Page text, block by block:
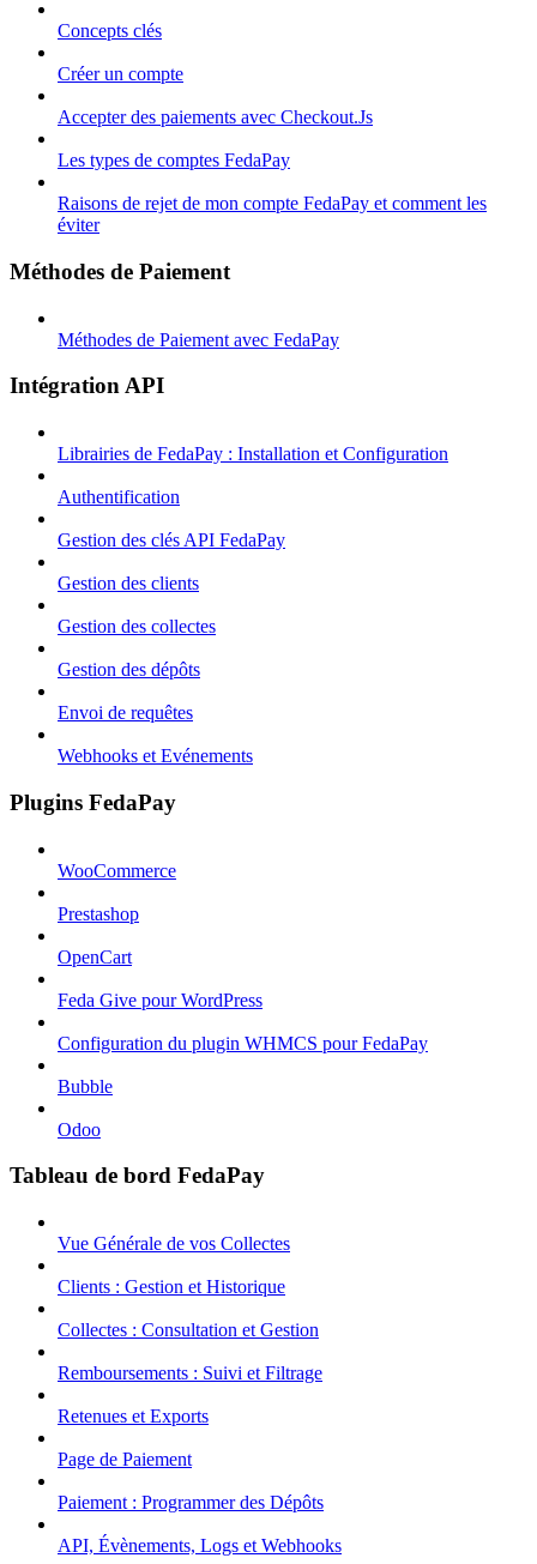
Concepts clés
Créer un compte
Accepter des paiements avec Checkout.Js
Les types de comptes FedaPay
Raisons de rejet de mon compte FedaPay et comment les
éviter
Méthodes de Paiement
Méthodes de Paiement avec FedaPay
Intégration API
Librairies de FedaPay : Installation et Configuration
Authentification
Gestion des clés API FedaPay
Gestion des clients
Gestion des collectes
Gestion des dépôts
Envoi de requêtes
Webhooks et Evénements
Plugins FedaPay
WooCommerce
Prestashop
OpenCart
Feda Give pour WordPress
Configuration du plugin WHMCS pour FedaPay
Bubble
Odoo
Tableau de bord FedaPay
Vue Générale de vos Collectes
Clients : Gestion et Historique
Collectes : Consultation et Gestion
Remboursements : Suivi et Filtrage
Retenues et Exports
Page de Paiement
Paiement : Programmer des Dépôts
API, Évènements, Logs et Webhooks